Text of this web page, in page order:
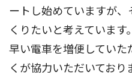
ートし始めていますが
くりたいと考えていま
早い電車を増便してい
くが協力いただいてお